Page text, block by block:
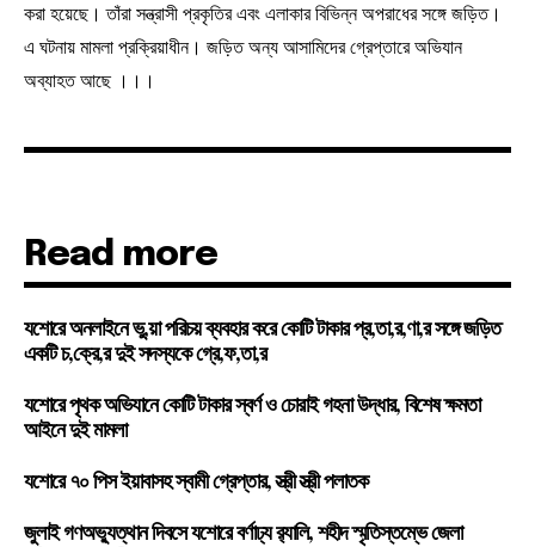
করা হয়েছে। তাঁরা সন্ত্রাসী প্রকৃতির এবং এলাকার বিভিন্ন অপরাধের সঙ্গে জড়িত।
এ ঘটনায় মামলা প্রক্রিয়াধীন। জড়িত অন্য আসামিদের গ্রেপ্তারে অভিযান
অব্যাহত আছে ।।।
Read more
যশোরে অনলাইনে ভু,য়া পরিচয় ব্যবহার করে কোটি টাকার প্র,তা,র,ণা,র সঙ্গে জড়িত
একটি চ,ক্রে,র দুই সদস্যকে গ্রে,ফ,তা,র
যশোরে পৃথক অভিযানে কোটি টাকার স্বর্ণ ও চোরাই গহনা উদ্ধার, বিশেষ ক্ষমতা
আইনে দুই মামলা
যশোরে ৭০ পিস ইয়াবাসহ স্বামী গ্রেপ্তার, স্ত্রী স্ত্রী পলাতক
জুলাই গণঅভ্যুত্থান দিবসে যশোরে বর্ণাঢ্য র‍্যালি, শহীদ স্মৃতিস্তম্ভে জেলা